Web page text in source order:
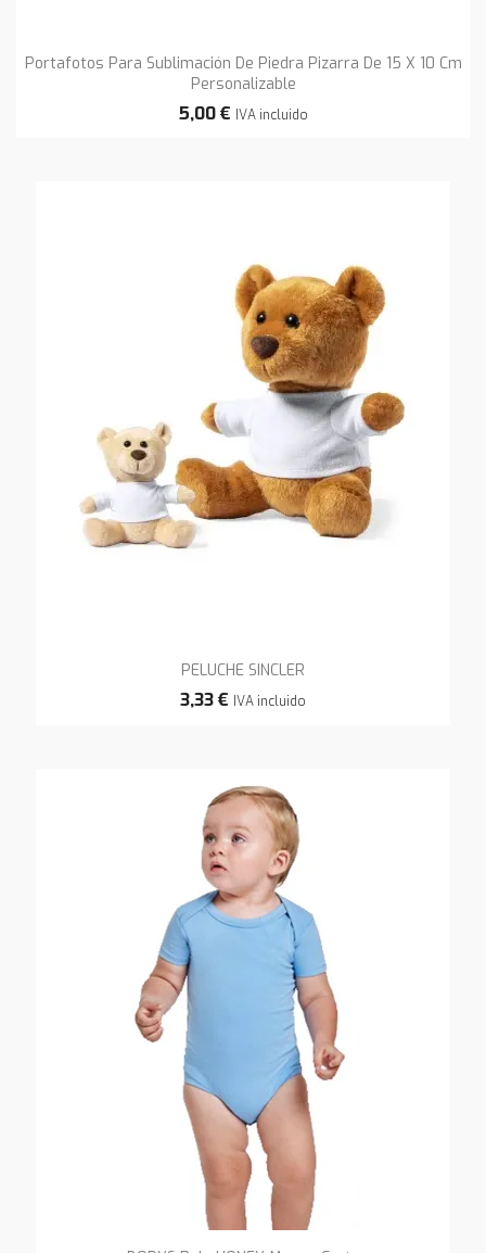
Portafotos Para Sublimación De Piedra Pizarra De 15 X 10 Cm
Personalizable
5,00 € IVA incluido
PELUCHE SINCLER
3,33 € IVA incluido